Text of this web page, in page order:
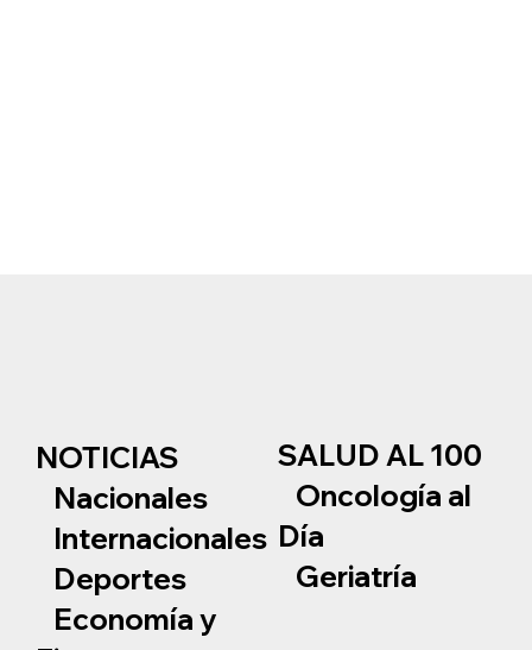
NOTICIAS
Nacionales
Internacionales
Deportes
Economía y
SALUD AL 100
Oncología al
Día
Geriatría